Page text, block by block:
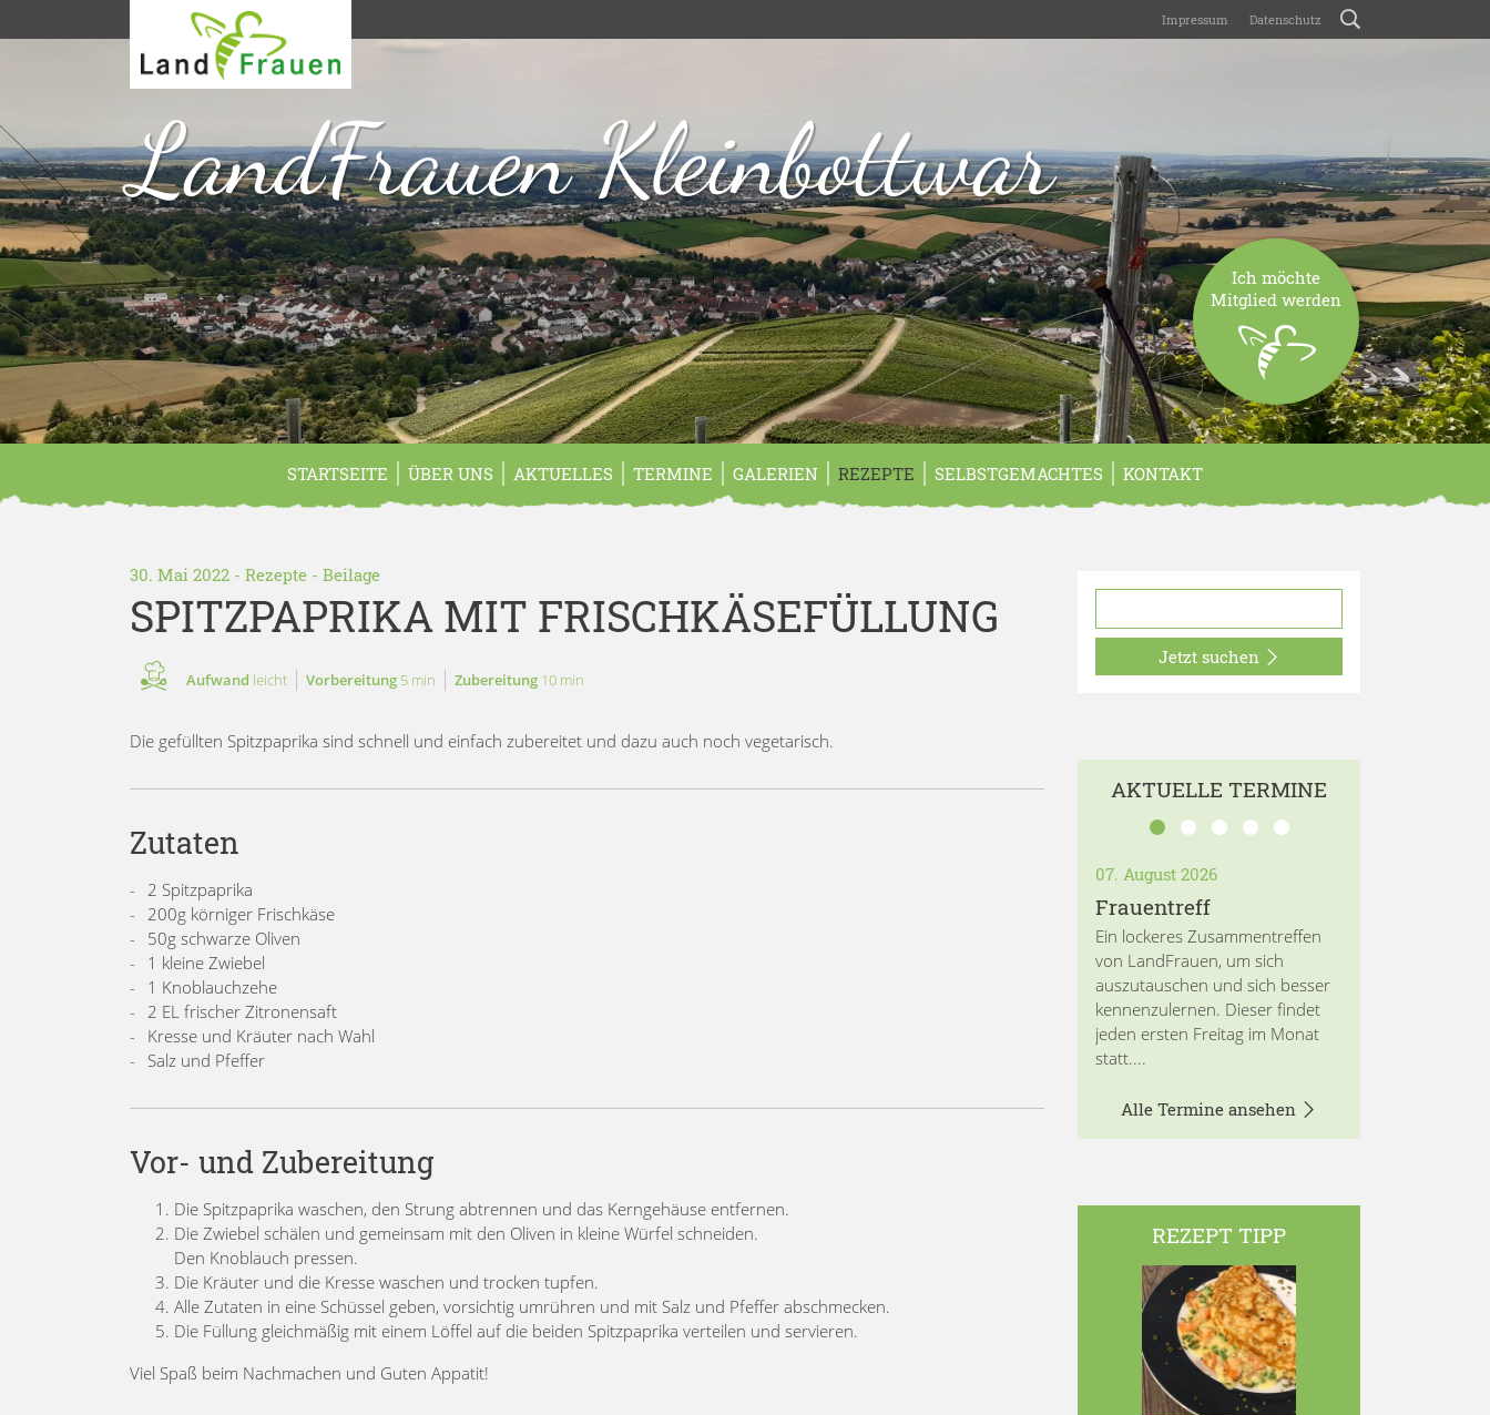
Impressum Datenschutz
LandFrauen Kleinbottwar
Ich möchte
Mitglied werden
STARTSEITE ÜBER UNS AKTUELLES TERMINE GALERIEN REZEPTE SELBSTGEMACHTES KONTAKT
30. Mai 2022 - Rezepte - Beilage
SPITZPAPRIKA MIT FRISCHKÄSEFÜLLUNG
Aufwand leicht Vorbereitung 5 min Zubereitung 10 min
Die gefüllten Spitzpaprika sind schnell und einfach zubereitet und dazu auch noch vegetarisch.
Zutaten
2 Spitzpaprika
200g körniger Frischkäse
50g schwarze Oliven
1 kleine Zwiebel
1 Knoblauchzehe
2 EL frischer Zitronensaft
Kresse und Kräuter nach Wahl
Salz und Pfeffer
Vor- und Zubereitung
Die Spitzpaprika waschen, den Strung abtrennen und das Kerngehäuse entfernen.
Die Zwiebel schälen und gemeinsam mit den Oliven in kleine Würfel schneiden.
Den Knoblauch pressen.
Die Kräuter und die Kresse waschen und trocken tupfen.
Alle Zutaten in eine Schüssel geben, vorsichtig umrühren und mit Salz und Pfeffer abschmecken.
Die Füllung gleichmäßig mit einem Löffel auf die beiden Spitzpaprika verteilen und servieren.
Viel Spaß beim Nachmachen und Guten Appatit!
Jetzt suchen
AKTUELLE TERMINE
07. August 2026
Frauentreff
Ein lockeres Zusammentreffen
von LandFrauen, um sich
auszutauschen und sich besser
kennenzulernen. Dieser findet
jeden ersten Freitag im Monat
statt....
Alle Termine ansehen
REZEPT TIPP